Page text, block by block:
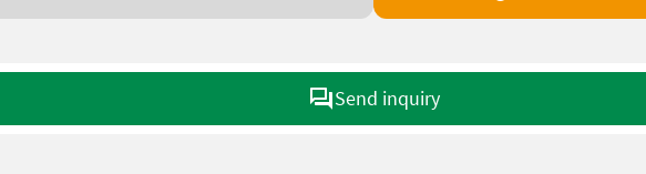
Send inquiry